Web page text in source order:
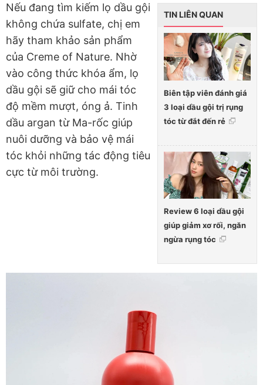
TIN LIÊN QUAN
Biên tập viên đánh giá
3 loại dầu gội trị rụng
tóc từ đắt đến rẻ
Review 6 loại dầu gội
giúp giảm xơ rối, ngăn
ngừa rụng tóc
Nếu đang tìm kiếm lọ dầu gội
không chứa sulfate, chị em
hãy tham khảo sản phẩm
của Creme of Nature. Nhờ
vào công thức khóa ẩm, lọ
dầu gội sẽ giữ cho mái tóc
độ mềm mượt, óng ả. Tinh
dầu argan từ Ma-rốc giúp
nuôi dưỡng và bảo vệ mái
tóc khỏi những tác động tiêu
cực từ môi trường.